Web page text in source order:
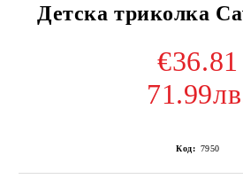
Детска триколка
€36.81
Код: 7950